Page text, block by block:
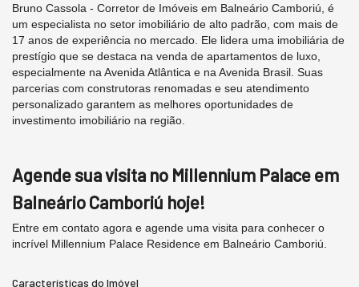
Bruno Cassola - Corretor de Imóveis em Balneário Camboriú, é
um especialista no setor imobiliário de alto padrão, com mais de
17 anos de experiência no mercado. Ele lidera uma imobiliária de
prestígio que se destaca na venda de apartamentos de luxo,
especialmente na Avenida Atlântica e na Avenida Brasil. Suas
parcerias com construtoras renomadas e seu atendimento
personalizado garantem as melhores oportunidades de
investimento imobiliário na região.
Agende sua visita no Millennium Palace em
Balneário Camboriú hoje!
Entre em contato agora e agende uma visita para conhecer o
incrível Millennium Palace Residence em Balneário Camboriú.
Características do Imóvel